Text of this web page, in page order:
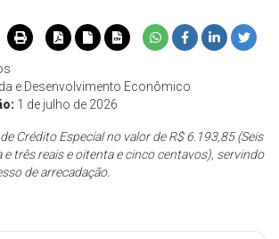
e Desenvolvimento Econômico
1 de julho de 2026
Crédito Especial no valor de R$ 6.193,85 (Seis
e três reais e oitenta e cinco centavos), servindo
de arrecadação.